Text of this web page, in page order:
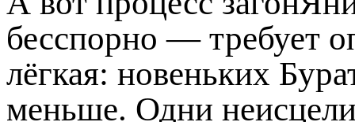
бесспорно — требует
лёгкая: новеньких
меньше. Одни